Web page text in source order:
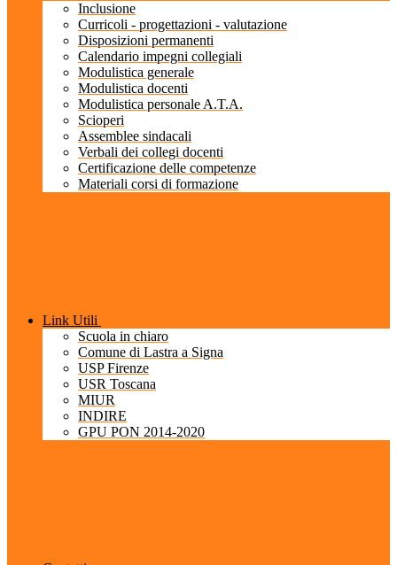
Inclusione
Curricoli - progettazioni - valutazione
Disposizioni permanenti
Calendario impegni collegiali
Modulistica generale
Modulistica docenti
Modulistica personale A.T.A.
Scioperi
Assemblee sindacali
Verbali dei collegi docenti
Certificazione delle competenze
Materiali corsi di formazione
Link Utili
Scuola in chiaro
Comune di Lastra a Signa
USP Firenze
USR Toscana
MIUR
INDIRE
GPU PON 2014-2020